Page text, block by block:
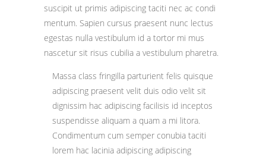
suscipit ut primis adipiscing taciti nec ac condi
mentum. Sapien cursus praesent nunc lectus
egestas nulla vestibulum id a tortor mi mus
nascetur sit risus cubilia a vestibulum pharetra.
Massa class fringilla parturient felis quisque
adipiscing praesent velit duis odio velit sit
dignissim hac adipiscing facilisis id inceptos
suspendisse aliquam a quam a mi litora.
Condimentum cum semper conubia taciti
lorem hac lacinia adipiscing adipiscing